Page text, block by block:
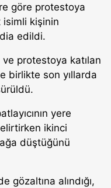
göre protestoya
isimli kişinin
edildi.
ve protestoya katılan
birlikte son yıllarda
yere
ikinci
düştüğünü
gözaltına alındığı,